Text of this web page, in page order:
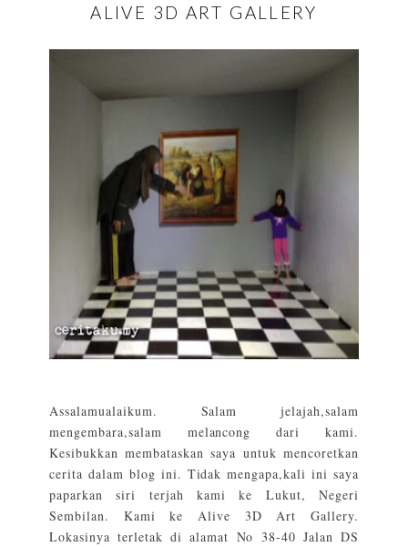
ALIVE 3D ART GALLERY
Assalamualaikum. Salam jelajah,salam
mengembara,salam melancong dari kami.
Kesibukkan membataskan saya untuk mencoretkan
cerita dalam blog ini. Tidak mengapa,kali ini saya
paparkan siri terjah kami ke Lukut, Negeri
Sembilan. Kami ke Alive 3D Art Gallery.
Lokasinya terletak di alamat No 38-40 Jalan DS